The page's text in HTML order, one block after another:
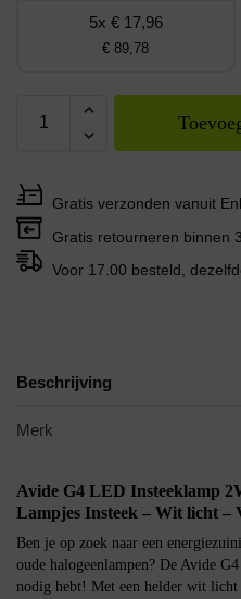
5x € 17,96
€ 89,78
Gratis verzonden vanuit
Gratis retourneren binnen
Voor 17.00 besteld,
Beschrijving
Merk
Avide G4 LED Insteeklamp
Lampjes Insteek – Wit licht –
Ben je op zoek naar een
oude halogeenlampen? De Avide
nodig hebt! Met een helder wit